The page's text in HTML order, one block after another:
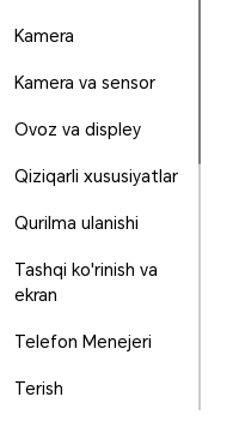
Kamera
Kamera va sensor
Ovoz va displey
Qiziqarli xususiyatlar
Qurilma ulanishi
Tashqi ko'rinish va
ekran
Telefon Menejeri
Terish